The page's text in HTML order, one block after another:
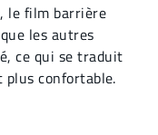
le film barrière
les autres
ce qui se traduit
confortable.